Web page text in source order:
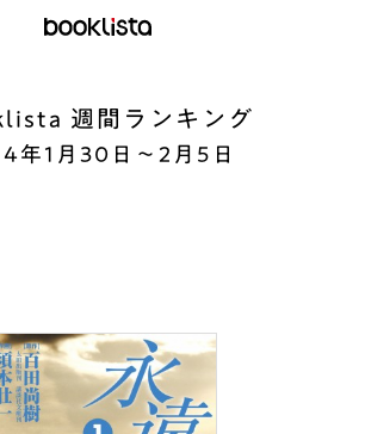
週間ランキング
年1月30日～2月5日